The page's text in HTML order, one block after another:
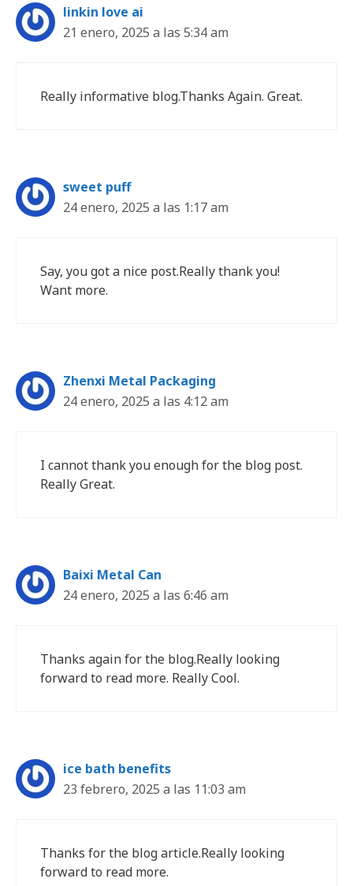
linkin love ai
21 enero, 2025 a las 5:34 am
Really informative blog.Thanks Again. Great.
sweet puff
24 enero, 2025 a las 1:17 am
Say, you got a nice post.Really thank you!
Want more.
Zhenxi Metal Packaging
24 enero, 2025 a las 4:12 am
I cannot thank you enough for the blog post.
Really Great.
Baixi Metal Can
24 enero, 2025 a las 6:46 am
Thanks again for the blog.Really looking
forward to read more. Really Cool.
ice bath benefits
23 febrero, 2025 a las 11:03 am
Thanks for the blog article.Really looking
forward to read more.